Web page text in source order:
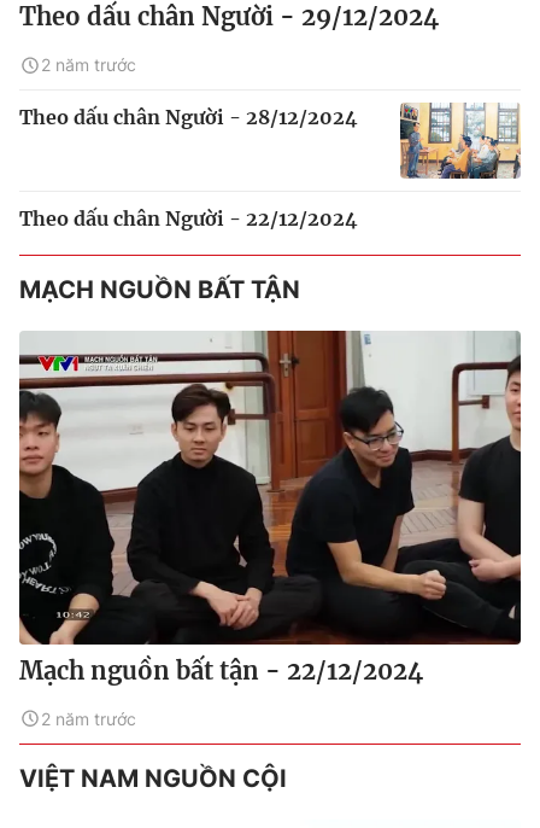
Theo dấu chân Người - 29/12/2024
2 năm trước
Theo dấu chân Người - 28/12/2024
Theo dấu chân Người - 22/12/2024
MẠCH NGUỒN BẤT TẬN
Mạch nguồn bất tận - 22/12/2024
2 năm trước
VIỆT NAM NGUỒN CỘI